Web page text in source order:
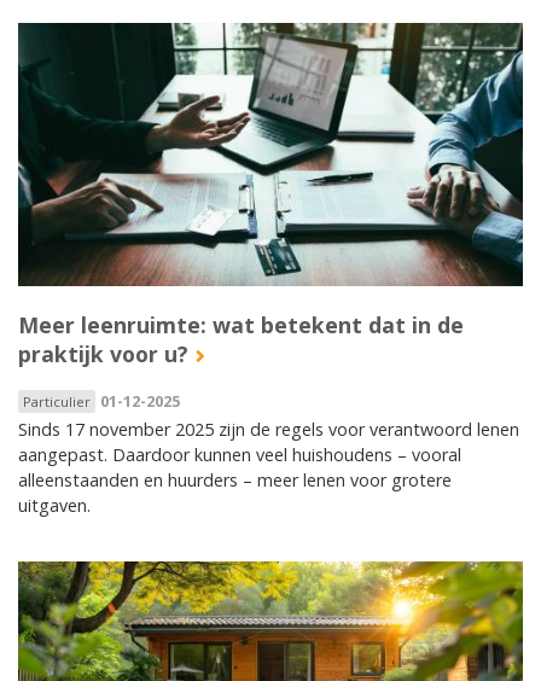
Meer leenruimte: wat betekent dat in de
praktijk voor u?
Particulier 01-12-2025
Sinds 17 november 2025 zijn de regels voor verantwoord lenen
aangepast. Daardoor kunnen veel huishoudens – vooral
alleenstaanden en huurders – meer lenen voor grotere
uitgaven.